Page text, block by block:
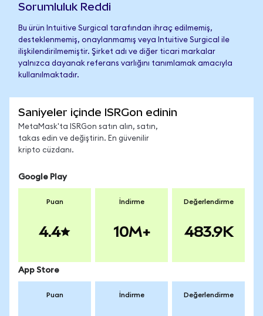
Sorumluluk Reddi
Bu ürün Intuitive Surgical tarafından ihraç edilmemiş,
desteklenmemiş, onaylanmamış veya Intuitive Surgical ile
ilişkilendirilmemiştir. Şirket adı ve diğer ticari markalar
yalnızca dayanak referans varlığını tanımlamak amacıyla
kullanılmaktadır.
Saniyeler içinde ISRGon edinin
MetaMask'ta ISRGon satın alın, satın,
takas edin ve değiştirin. En güvenilir
kripto cüzdanı.
Google Play
Puan
4.4
İndirme
10M+
Değerlendirme
483.9K
App Store
Puan İndirme Değerlendirme